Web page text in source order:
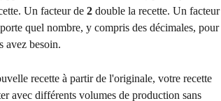
Un facteur de 2 double la recette. Un facteur
quel nombre, y compris des décimales, pour
avez besoin.
recette à partir de l'originale, votre recette
avec différents volumes de production sans